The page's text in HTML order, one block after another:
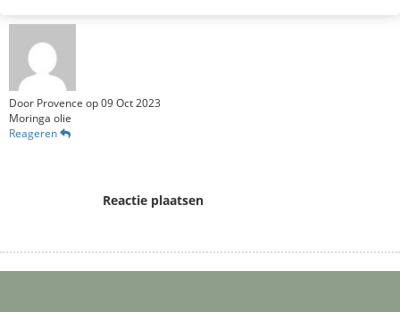
Door Provence op09 Oct 2023
Moringa olie
Reageren
Reactie plaatsen